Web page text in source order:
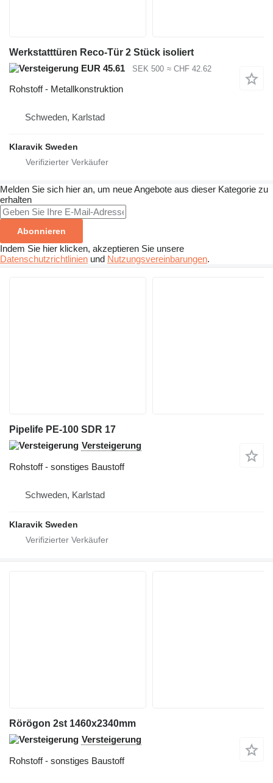
Werkstatttüren Reco-Tür 2 Stück isoliert
EUR 45.61
SEK 500 ≈ CHF 42.62
Rohstoff - Metallkonstruktion
Schweden, Karlstad
Klaravik Sweden
Melden Sie sich hier an, um neue Angebote aus dieser Kategorie zu
erhalten
Abonnieren
Indem Sie hier klicken, akzeptieren Sie unsere
Datenschutzrichtlinien und Nutzungsvereinbarungen.
Pipelife PE-100 SDR 17
Versteigerung
Rohstoff - sonstiges Baustoff
Schweden, Karlstad
Klaravik Sweden
Rörögon 2st 1460x2340mm
Versteigerung
Rohstoff - sonstiges Baustoff